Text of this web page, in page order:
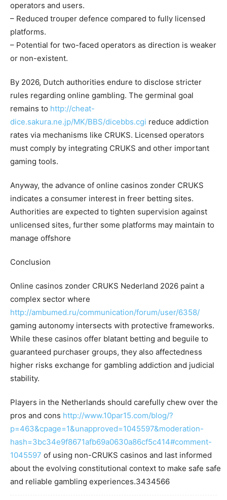
operators and users.
– Reduced trouper defence compared to fully licensed
platforms.
– Potential for two-faced operators as direction is weaker
or non-existent.
By 2026, Dutch authorities endure to disclose stricter
rules regarding online gambling. The germinal goal
remains to http://cheat-
dice.sakura.ne.jp/MK/BBS/dicebbs.cgi reduce addiction
rates via mechanisms like CRUKS. Licensed operators
must comply by integrating CRUKS and other important
gaming tools.
Anyway, the advance of online casinos zonder CRUKS
indicates a consumer interest in freer betting sites.
Authorities are expected to tighten supervision against
unlicensed sites, further some platforms may maintain to
manage offshore
Conclusion
Online casinos zonder CRUKS Nederland 2026 paint a
complex sector where
http://ambumed.ru/communication/forum/user/6358/
gaming autonomy intersects with protective frameworks.
While these casinos offer blatant betting and beguile to
guaranteed purchaser groups, they also affectedness
higher risks exchange for gambling addiction and judicial
stability.
Players in the Netherlands should carefully chew over the
pros and cons http://www.10par15.com/blog/?
p=463&cpage=1&unapproved=1045597&moderation-
hash=3bc34e9f8671afb69a0630a86cf5c414#comment-
1045597 of using non-CRUKS casinos and last informed
about the evolving constitutional context to make safe safe
and reliable gambling experiences.3434566